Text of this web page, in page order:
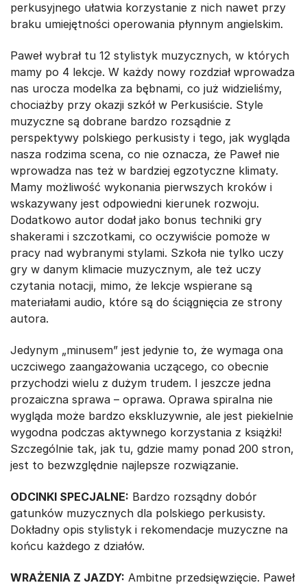
perkusyjnego ułatwia korzystanie z nich nawet przy
braku umiejętności operowania płynnym angielskim.
Paweł wybrał tu 12 stylistyk muzycznych, w których
mamy po 4 lekcje. W każdy nowy rozdział wprowadza
nas urocza modelka za bębnami, co już widzieliśmy,
chociażby przy okazji szkół w Perkusiście. Style
muzyczne są dobrane bardzo rozsądnie z
perspektywy polskiego perkusisty i tego, jak wygląda
nasza rodzima scena, co nie oznacza, że Paweł nie
wprowadza nas też w bardziej egzotyczne klimaty.
Mamy możliwość wykonania pierwszych kroków i
wskazywany jest odpowiedni kierunek rozwoju.
Dodatkowo autor dodał jako bonus techniki gry
shakerami i szczotkami, co oczywiście pomoże w
pracy nad wybranymi stylami. Szkoła nie tylko uczy
gry w danym klimacie muzycznym, ale też uczy
czytania notacji, mimo, że lekcje wspierane są
materiałami audio, które są do ściągnięcia ze strony
autora.
Jedynym „minusem” jest jedynie to, że wymaga ona
uczciwego zaangażowania uczącego, co obecnie
przychodzi wielu z dużym trudem. I jeszcze jedna
prozaiczna sprawa – oprawa. Oprawa spiralna nie
wygląda może bardzo ekskluzywnie, ale jest piekielnie
wygodna podczas aktywnego korzystania z książki!
Szczególnie tak, jak tu, gdzie mamy ponad 200 stron,
jest to bezwzględnie najlepsze rozwiązanie.
ODCINKI SPECJALNE: Bardzo rozsądny dobór
gatunków muzycznych dla polskiego perkusisty.
Dokładny opis stylistyk i rekomendacje muzyczne na
końcu każdego z działów.
WRAŻENIA Z JAZDY: Ambitne przedsięwzięcie. Paweł